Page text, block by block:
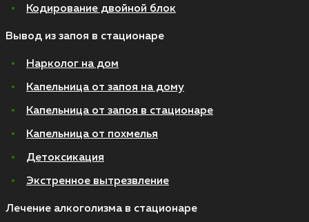
Кодирование двойной блок
Вывод из запоя в стационаре
Нарколог на дом
Капельница от запоя на дому
Капельница от запоя в стационаре
Капельница от похмелья
Детоксикация
Экстренное вытрезвление
Лечение алкоголизма в стационаре